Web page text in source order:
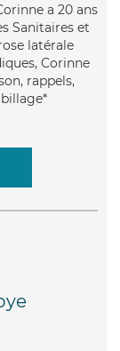
a 20 ans
Sanitaires et
latérale
Corinne
rappels,